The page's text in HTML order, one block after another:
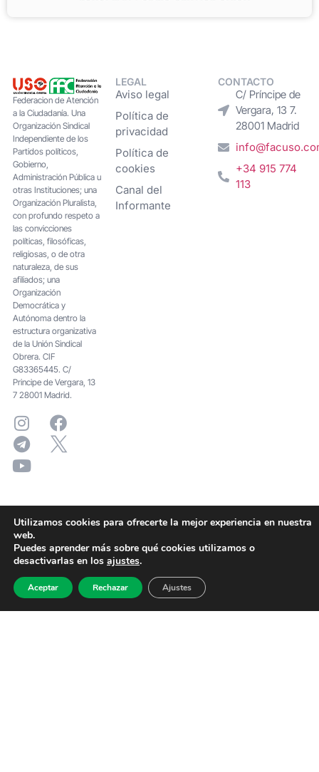
Federacion de Atención
a la Ciudadanía. Una
Organización Sindical
Independiente de los
Partidos políticos,
Gobierno,
Administración Pública u
otras Instituciones; una
Organización Pluralista,
con profundo respeto a
las convicciones
políticas, filosóficas,
religiosas, o de otra
naturaleza, de sus
afiliados; una
Organización
Democrática y
Autónoma dentro la
estructura organizativa
de la Unión Sindical
Obrera. CIF
G83365445. C/
Principe de Vergara, 13
7 28001 Madrid.
LEGAL
Aviso legal
Política de
privacidad
Política de
cookies
Canal del
Informante
CONTACTO
C/ Príncipe de
Vergara, 13 7.
28001 Madrid
+34 915 774
113
Utilizamos cookies para ofrecerte la mejor experiencia en nuestra
web.
Puedes aprender más sobre qué cookies utilizamos o
desactivarlas en los ajustes.
Aceptar Rechazar Ajustes